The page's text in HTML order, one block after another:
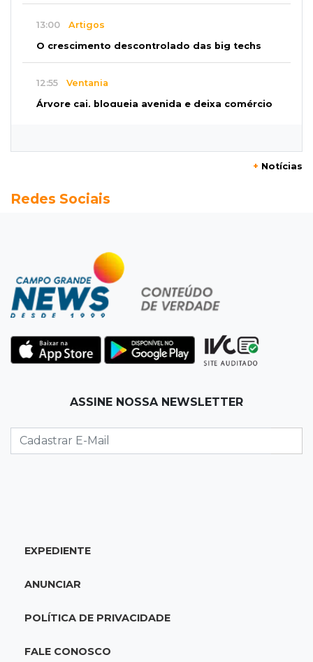
13:00 Artigos
O crescimento descontrolado das big techs
12:55 Ventania
Árvore cai, bloqueia avenida e deixa comércio
terreno e causa incêndio no Santo Amaro
Inteligência Artificial avança na advocacia e
encurta tarefas administrativas
12:08Decisão judicial
Choque ao lado de condomínio
Primeiro corpo do “cemitério de Nando”
Mãe narra emboscada e diz ter sido amarrada
em acidente que matou eletricista
+ Notícias
Redes Sociais
ASSINE NOSSA NEWSLETTER
EXPEDIENTE
ANUNCIAR
POLÍTICA DE PRIVACIDADE
FALE CONOSCO